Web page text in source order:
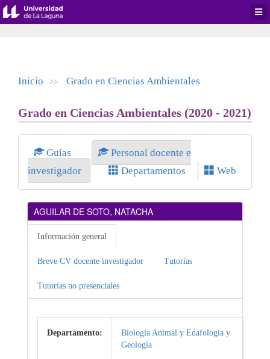
Inicio >> Grado en Ciencias Ambientales
Grado en Ciencias Ambientales (2020 - 2021)
Guías
Personal docente e
investigador
Departamentos Web
AGUILAR DE SOTO, NATACHA
Información general
Breve CV docente investigador Tutorías
Tutorías no presenciales
Departamento:
Biología Animal y Edafología y
Geología